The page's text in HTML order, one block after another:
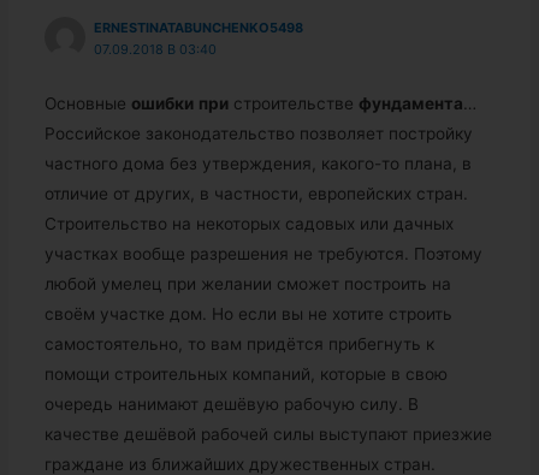
ERNESTINATABUNCHENKO5498
07.09.2018 В 03:40
Основные ошибки при строительстве фундамента
Российское законодательство позволяет постройку
частного дома без утверждения, какого-то плана, в
отличие от других, в частности, европейских стран.
Строительство на некоторых садовых или дачных
участках вообще разрешения не требуются. Поэтому
любой умелец при желании сможет построить на
своём участке дом. Но если вы не хотите строить
самостоятельно, то вам придётся прибегнуть к
помощи строительных компаний, которые в свою
очередь нанимают дешёвую рабочую силу. В
качестве дешёвой рабочей силы выступают приезжие
граждане из ближайших дружественных стран.